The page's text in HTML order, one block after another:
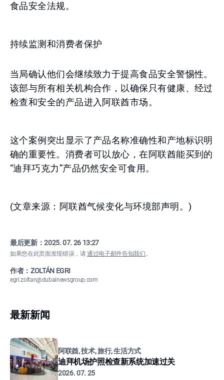
食品安全法规。
持续监测和消费者保护
当局确认他们会继续致力于提高食品安全警惕性。
该部与所有相关机构合作，以确保只有健康、经过
检查和安全的产品进入阿联酋市场。
这个案例突出显示了产品名称准确性和产地标识明
确的重要性。消费者可以放心，在阿联酋能买到的
“迪拜巧克力”产品仍然安全可食用。
(文章来源：阿联酋气候变化与环境部声明。)
最后更新：2025. 07. 26 13:27
如果您在此页面发现错误，请通过电子邮件告知我们。
作者：ZOLTÁN EGRI
egri.zoltan@dubainewsgroup.com
最新新闻
阿联酋, 技术, 旅行, 生活方式
迪拜机场护照检查新系统加速过关
2026. 07. 25